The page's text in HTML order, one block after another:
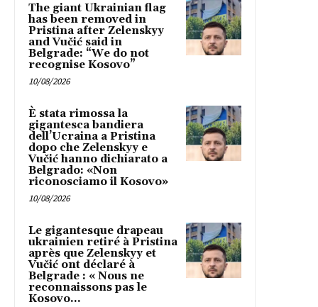
The giant Ukrainian flag
has been removed in
Pristina after Zelenskyy
and Vučić said in
Belgrade: “We do not
recognise Kosovo”
10/08/2026
È stata rimossa la
gigantesca bandiera
dell’Ucraina a Pristina
dopo che Zelenskyy e
Vučić hanno dichiarato a
Belgrado: «Non
riconosciamo il Kosovo»
10/08/2026
Le gigantesque drapeau
ukrainien retiré à Pristina
après que Zelenskyy et
Vučić ont déclaré à
Belgrade : « Nous ne
reconnaissons pas le
Kosovo...